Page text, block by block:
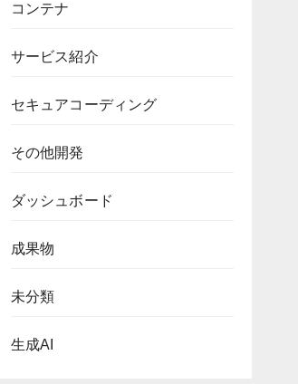
コンテナ
サービス紹介
セキュアコーディング
その他開発
ダッシュボード
成果物
未分類
生成AI